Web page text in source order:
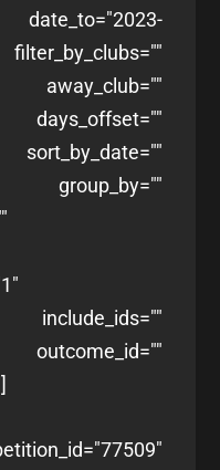
date_to="2023-
days_offset=""
group_by=""
include_ids=""